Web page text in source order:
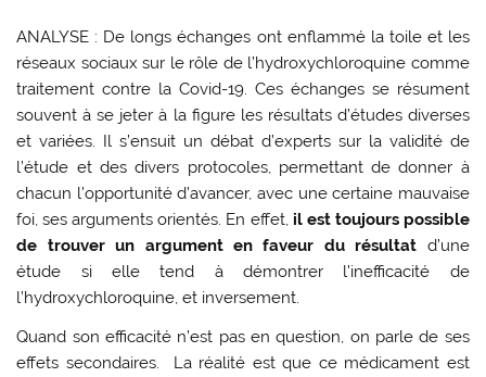
ANALYSE : De longs échanges ont enflammé la toile et les
réseaux sociaux sur le rôle de l’hydroxychloroquine comme
traitement contre la Covid-19. Ces échanges se résument
souvent à se jeter à la figure les résultats d’études diverses
et variées. Il s’ensuit un débat d’experts sur la validité de
l’étude et des divers protocoles, permettant de donner à
chacun l’opportunité d’avancer, avec une certaine mauvaise
foi, ses arguments orientés. En effet, il est toujours possible
de trouver un argument en faveur du résultat d’une
étude si elle tend à démontrer l’inefficacité de
l’hydroxychloroquine, et inversement.
Quand son efficacité n’est pas en question, on parle de ses
effets secondaires. La réalité est que ce médicament est